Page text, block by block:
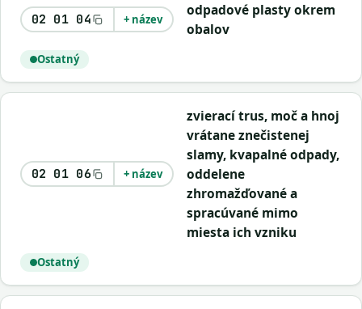
02 01 04 + název
odpadové plasty okrem
obalov
Ostatný
02 01 06 + název
zvierací trus, moč a hnoj
vrátane znečistenej
slamy, kvapalné odpady,
oddelene
zhromažďované a
spracúvané mimo
miesta ich vzniku
Ostatný